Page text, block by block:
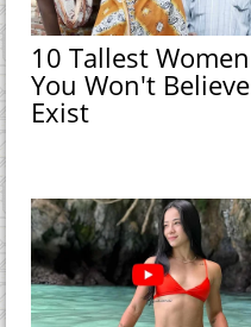
10 Tallest Women
You Won't Believe
Exist